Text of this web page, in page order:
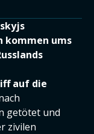
kommen ums
auf die
getötet und
zivilen